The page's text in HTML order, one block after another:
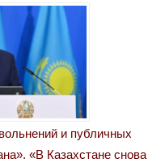
и публичных
«В Казахстане снова